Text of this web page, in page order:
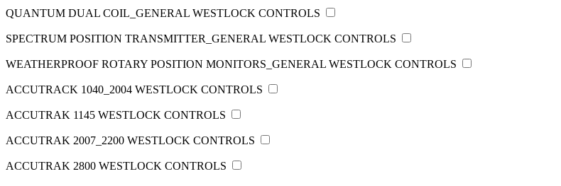
QUANTUM DUAL COIL_GENERAL WESTLOCK CONTROLS
SPECTRUM POSITION TRANSMITTER_GENERAL WESTLOCK CONTROLS
WEATHERPROOF ROTARY POSITION MONITORS_GENERAL WESTLOCK CONTROLS
ACCUTRACK 1040_2004 WESTLOCK CONTROLS
ACCUTRAK 1145 WESTLOCK CONTROLS
ACCUTRAK 2007_2200 WESTLOCK CONTROLS
ACCUTRAK 2800 WESTLOCK CONTROLS